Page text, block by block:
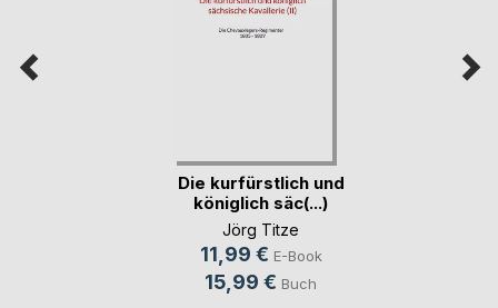
Die kurfürstlich und
königlich säc(...)
Jörg Titze
11,99 € E-Book
15,99 € Buch